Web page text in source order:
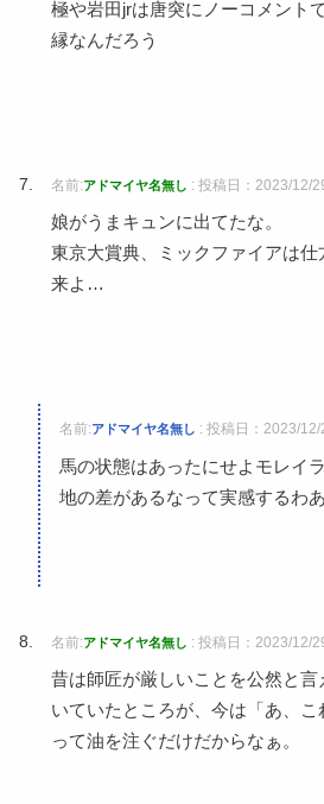
極や岩田jrは唐突にノーコメント
縁なんだろう
名前:アドマイヤ名無し : 投稿日：2023/12/
娘がうまキュンに出てたな。
東京大賞典、ミックファイアは
来よ…
名前:アドマイヤ名無し : 投稿日：2023/
馬の状態はあったにせよモレイ
地の差があるなって実感するわ
名前:アドマイヤ名無し : 投稿日：2023/12/
昔は師匠が厳しいことを公然と言
いていたところが、今は「あ、こ
って油を注ぐだけだからなぁ。